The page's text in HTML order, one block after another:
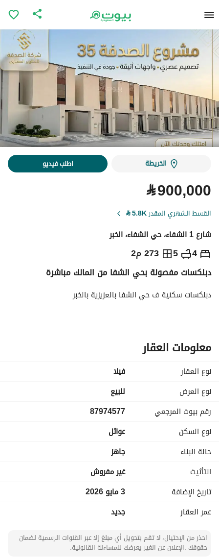
الخريطة اطلب فيديو
⃁900,000
القسط الشهري المقدر5.8K
⃁
شارع 1 الشفاء، حي الشفاء، الخبر
4
5 273 م2 ⃁
900,000
التفاصيل معلومات ترخيص الإعلان حاسبة التمويلدبلكسات مفصولة بحي الشفا من المالك مباشرة
دبلكسات سكنية ف حي الشفا بالعزيزية بالخبر
معلومات العقار
نوع العقار
فیلا
نوع العرض
للبيع
رقم بيوت المرجعي
87974577
نوع السكن
عوائل
حالة البناء
جاهز
التأثيث
غير مفروش
تاريخ الإضافة
3 مايو 2026
عمر العقار
جديد
احذر من الإحتيال، لا تقم بتحويل أي مبلغ إلا عبر القنوات الرسمية لضمان
حقوقك .الإعلان عن الغير يعرضك للمساءلة القانونية.